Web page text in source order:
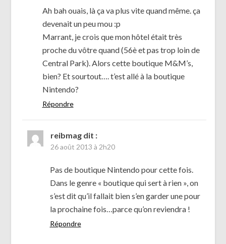
Ah bah ouais, là ça va plus vite quand même. ça
devenait un peu mou :p
Marrant, je crois que mon hôtel était très
proche du vôtre quand (56è et pas trop loin de
Central Park). Alors cette boutique M&M’s,
bien? Et sourtout…. t’est allé à la boutique
Nintendo?
Répondre
reibmag dit :
26 août 2013 à 2h20
Pas de boutique Nintendo pour cette fois.
Dans le genre « boutique qui sert à rien », on
s’est dit qu’il fallait bien s’en garder une pour
la prochaine fois…parce qu’on reviendra !
Répondre